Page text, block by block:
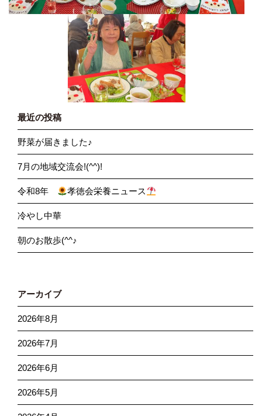
最近の投稿
野菜が届きました♪
7月の地域交流会!(^^)!
令和8年 孝徳会栄養ニュース
冷やし中華
朝のお散歩(^^♪
アーカイブ
2026年8月
2026年7月
2026年6月
2026年5月